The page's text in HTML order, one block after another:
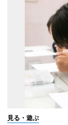
見る・遊ぶ